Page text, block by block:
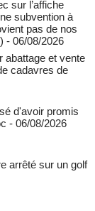
sur l’affiche
subvention à
pas de nos
- 06/08/2026
abattage et vente
cadavres de
d'avoir promis
- 06/08/2026
arrêté sur un golf